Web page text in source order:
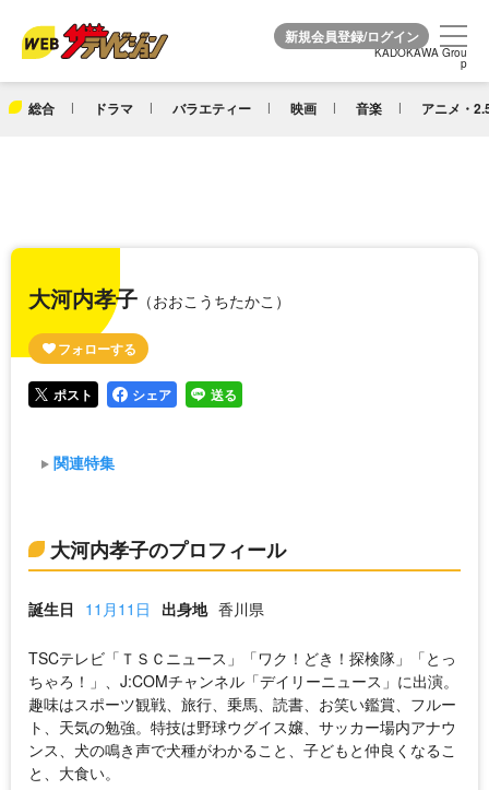
KADOKAWA Grou
p
総合 ドラマ バラエティー 映画 音楽 アニメ・
KADOKAWA Grou
p
大河内孝子 （おおこうちたかこ）
ポスト シェア 送る
関連特集
大河内孝子のプロフィール
誕生日 11月11日 出身地 香川県
TSCテレビ「ＴＳＣニュース」「ワク！どき！探検隊」「とっ
ちゃろ！」、J:COMチャンネル「デイリーニュース」に出演。
趣味はスポーツ観戦、旅行、乗馬、読書、お笑い鑑賞、フルー
ト、天気の勉強。特技は野球ウグイス嬢、サッカー場内アナウ
ンス、犬の鳴き声で犬種がわかること、子どもと仲良くなるこ
と、大食い。